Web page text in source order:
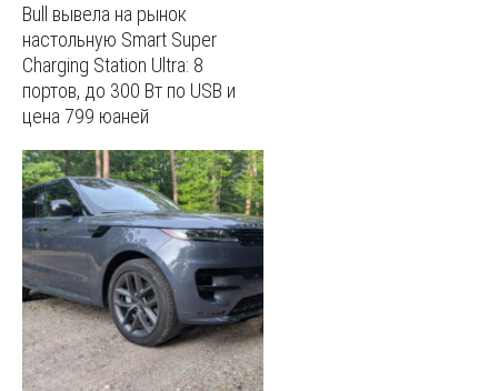
Bull вывела на рынок
настольную Smart Super
Charging Station Ultra: 8
портов, до 300 Вт по USB и
цена 799 юаней